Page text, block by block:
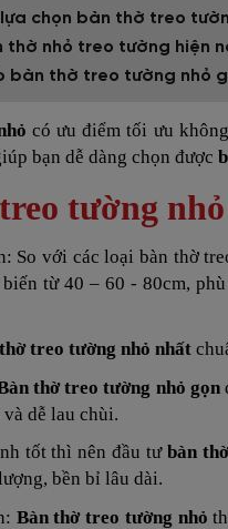
lựa chọn bàn thờ treo
thờ nhỏ treo tường hiện
bàn thờ treo tường nhỏ
có ưu điểm tối ưu
bạn dễ dàng chọn được
tường
So với các loại bàn thờ
từ 40 – 60 - 80cm,
treo tường nhỏ nhất
thờ treo tường nhỏ gọn
dễ lau chùi.
tốt thì nên đầu tưbàn
bền bỉ lâu dài.
Bàn thờ treo tường nhỏ